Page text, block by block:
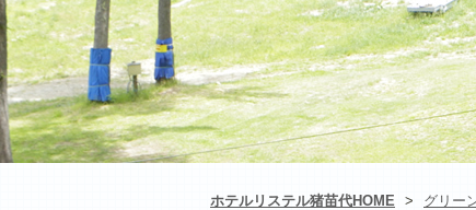
ホテルリステル猪苗代HOME > グリー